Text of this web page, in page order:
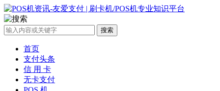
搜索
首页
支付头条
信 用 卡
无卡支付